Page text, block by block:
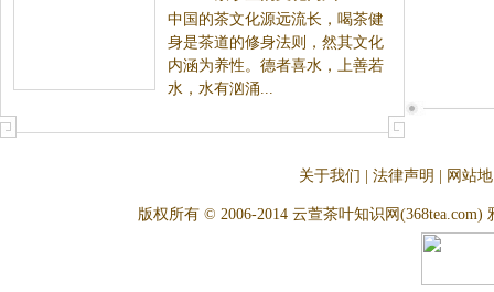
身是茶道的修身法则，然其文化内涵为养性。德者喜
水，上善若水，水有汹涌...
关于我们 法律声明 网站
版权所有 © 2006-2014 云萱茶叶知识网